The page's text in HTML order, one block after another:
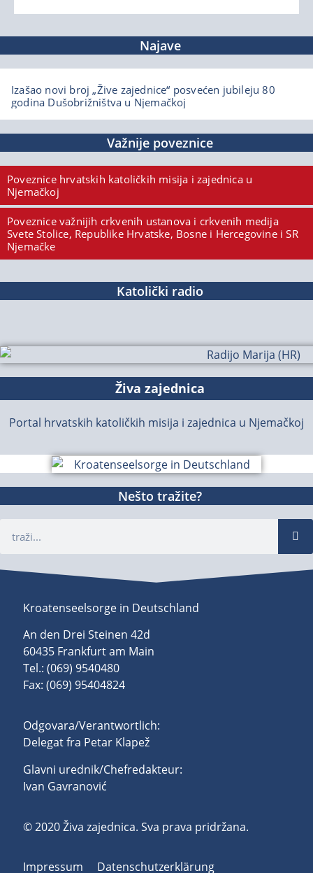
Najave
Izašao novi broj „Žive zajednice“ posvećen jubileju 80
godina Dušobrižništva u Njemačkoj
Važnije poveznice
Poveznice hrvatskih katoličkih misija i zajednica u
Njemačkoj
Poveznice važnijih crkvenih ustanova i crkvenih medija
Svete Stolice, Republike Hrvatske, Bosne i Hercegovine i SR
Njemačke
Katolički radio
Živa zajednica
Portal hrvatskih katoličkih misija i zajednica u Njemačkoj
Nešto tražite?
Kroatenseelsorge in Deutschland
An den Drei Steinen 42d
60435 Frankfurt am Main
Tel.: (069) 9540480
Fax: (069) 95404824
Odgovara/Verantwortlich:
Delegat fra Petar Klapež
Glavni urednik/Chefredakteur:
Ivan Gavranović
© 2020 Živa zajednica. Sva prava pridržana.
Impressum
Datenschutzerklärung